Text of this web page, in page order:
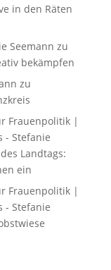
in den Räten
Seemann zu
bekämpfen
zu
Frauenpolitik |
- Stefanie
Landtags:
ein
Frauenpolitik |
- Stefanie